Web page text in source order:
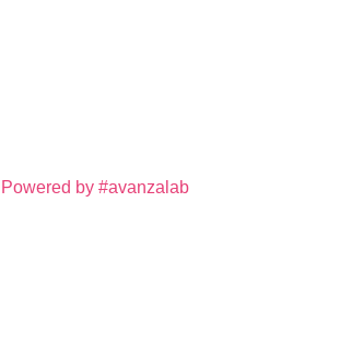
by #avanzalab